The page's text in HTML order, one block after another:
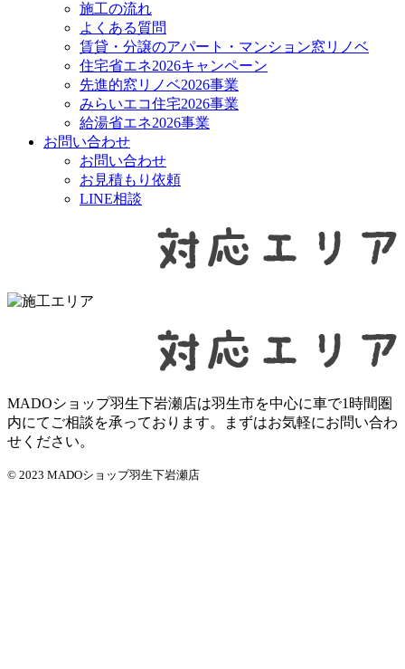
施工の流れ
よくある質問
賃貸・分譲のアパート・マンション窓リノベ
住宅省エネ2026キャンペーン
先進的窓リノベ2026事業
みらいエコ住宅2026事業
給湯省エネ2026事業
お問い合わせ
お問い合わせ
お見積もり依頼
LINE相談
MADOショップ羽生下岩瀬店は羽生市を中心に車で1時間圏
内にてご相談を承っております。まずはお気軽にお問い合わ
せください。
© 2023 MADOショップ羽生下岩瀬店